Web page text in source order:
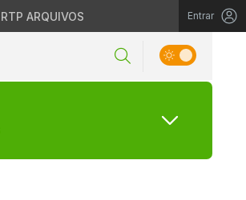
RTP ARQUIVOS Entrar